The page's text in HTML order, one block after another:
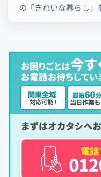
の「きれいな暮らし」